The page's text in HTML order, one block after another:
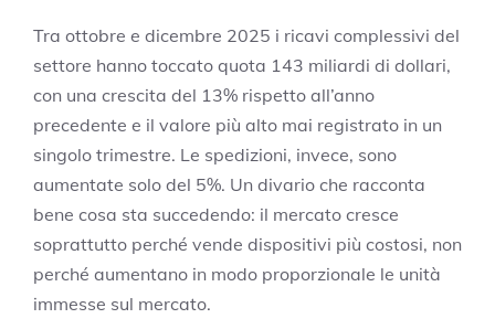
Tra ottobre e dicembre 2025 i ricavi complessivi del
settore hanno toccato quota 143 miliardi di dollari,
con una crescita del 13% rispetto all’anno
precedente e il valore più alto mai registrato in un
singolo trimestre. Le spedizioni, invece, sono
aumentate solo del 5%. Un divario che racconta
bene cosa sta succedendo: il mercato cresce
soprattutto perché vende dispositivi più costosi, non
perché aumentano in modo proporzionale le unità
immesse sul mercato.